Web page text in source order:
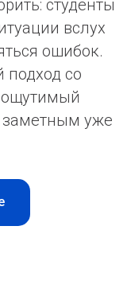
с
что
его
ставит